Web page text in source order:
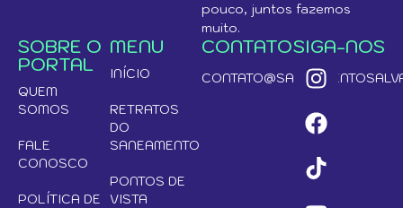
pouco, juntos fazemos
muito.
SOBRE O
PORTAL
QUEM
SOMOS
FALE
CONOSCO
POLÍTICA DE
MENU
INÍCIO
RETRATOS
DO
SANEAMENTO
PONTOS DE
VISTA
CONTATOSIGA-NOS